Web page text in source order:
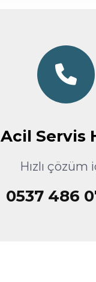
Acil Servis
Hızlı çözüm
0537 486